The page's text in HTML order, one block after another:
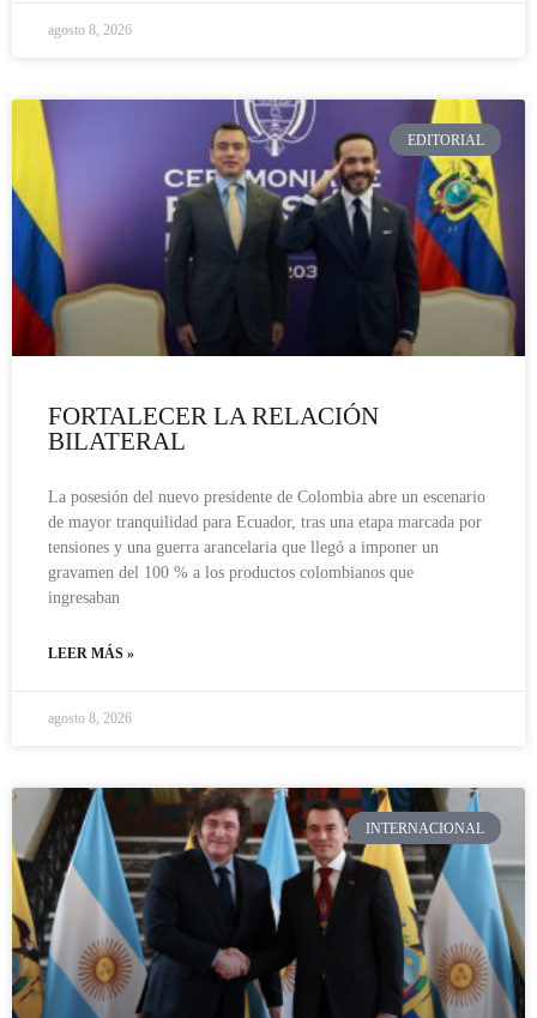
agosto 8, 2026
EDITORIAL
FORTALECER LA RELACIÓN
BILATERAL
La posesión del nuevo presidente de Colombia abre un escenario
de mayor tranquilidad para Ecuador, tras una etapa marcada por
tensiones y una guerra arancelaria que llegó a imponer un
gravamen del 100 % a los productos colombianos que
ingresaban
LEER MÁS »
agosto 8, 2026
INTERNACIONAL